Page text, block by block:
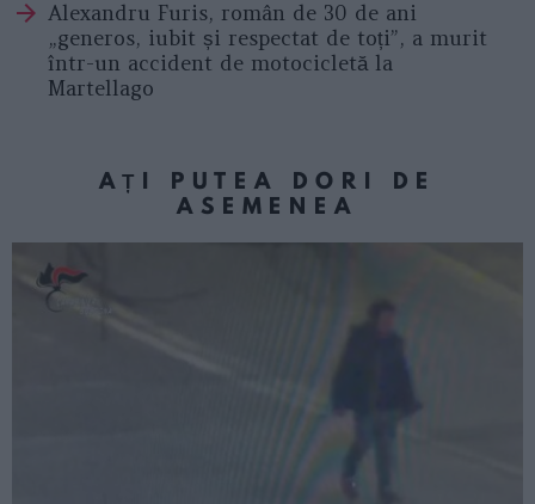
Alexandru Furis, român de 30 de ani
„generos, iubit și respectat de toți”, a murit
într-un accident de motocicletă la
Martellago
AȚI PUTEA DORI DE
ASEMENEA